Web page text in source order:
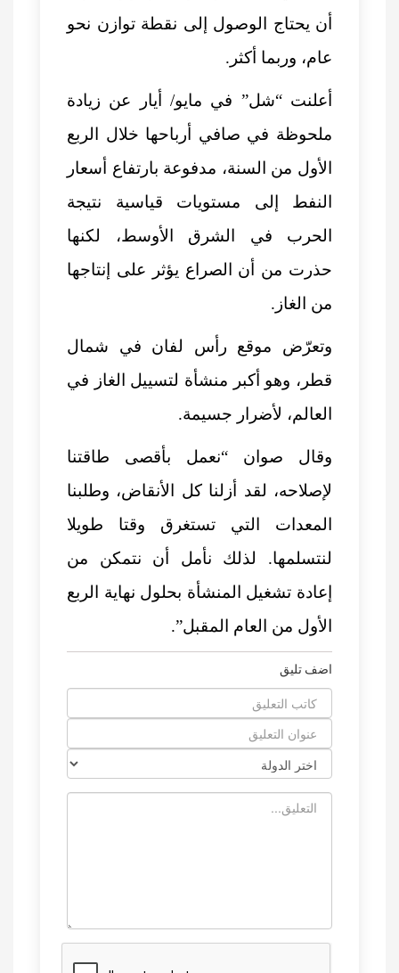
أن يحتاج الوصول إلى نقطة توازن نحو
عام، وربما أكثر.
أعلنت “شل” في مايو/ أيار عن زيادة
ملحوظة في صافي أرباحها خلال الربع
الأول من السنة، مدفوعة بارتفاع أسعار
النفط إلى مستويات قياسية نتيجة
الحرب في الشرق الأوسط، لكنها
حذرت من أن الصراع يؤثر على إنتاجها
من الغاز.
وتعرّض موقع رأس لفان في شمال
قطر، وهو أكبر منشأة لتسييل الغاز في
العالم، لأضرار جسيمة.
وقال صوان “نعمل بأقصى طاقتنا
لإصلاحه، لقد أزلنا كل الأنقاض، وطلبنا
المعدات التي تستغرق وقتا طويلا
لنتسلمها. لذلك نأمل أن نتمكن من
إعادة تشغيل المنشأة بحلول نهاية الربع
الأول من العام المقبل”.
اضف تليق